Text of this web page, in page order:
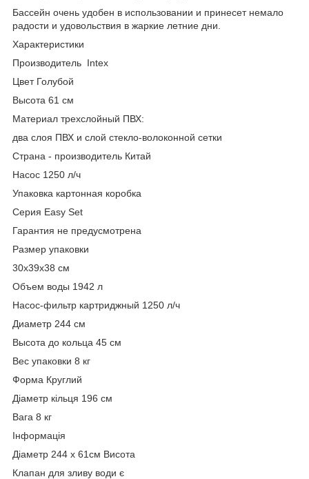
Бассейн очень удобен в использовании и принесет немало
радости и удовольствия в жаркие летние дни.
Характеристики
Производитель Intex
Цвет Голубой
Высота 61 см
Материал трехслойный ПВХ:
два слоя ПВХ и слой стекло-волоконной сетки
Страна - производитель Китай
Насос 1250 л/ч
Упаковка картонная коробка
Серия Easy Set
Гарантия не предусмотрена
Размер упаковки
30x39x38 см
Объем воды 1942 л
Насос-фильтр картриджный 1250 л/ч
Диаметр 244 см
Высота до кольца 45 см
Вес упаковки 8 кг
Форма Круглий
Діаметр кільця 196 см
Вага 8 кг
Інформація
Діаметр 244 x 61см Висота
Клапан для зливу води є